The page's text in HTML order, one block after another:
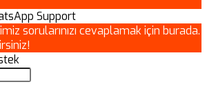
sorularınızı cevaplamak için burada.